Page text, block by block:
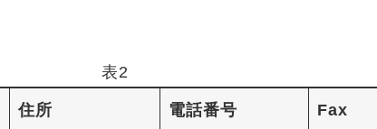
表2
住所 電話番号 Fax